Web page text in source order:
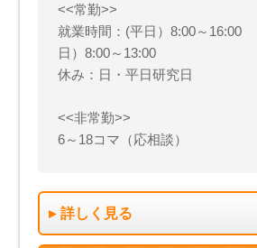
<<常勤>>
就業時間：(平日）8:00～16:00
日）8:00～13:00
休み：日・平日研究日
<<非常勤>>
6～18コマ（応相談）
詳しく見る